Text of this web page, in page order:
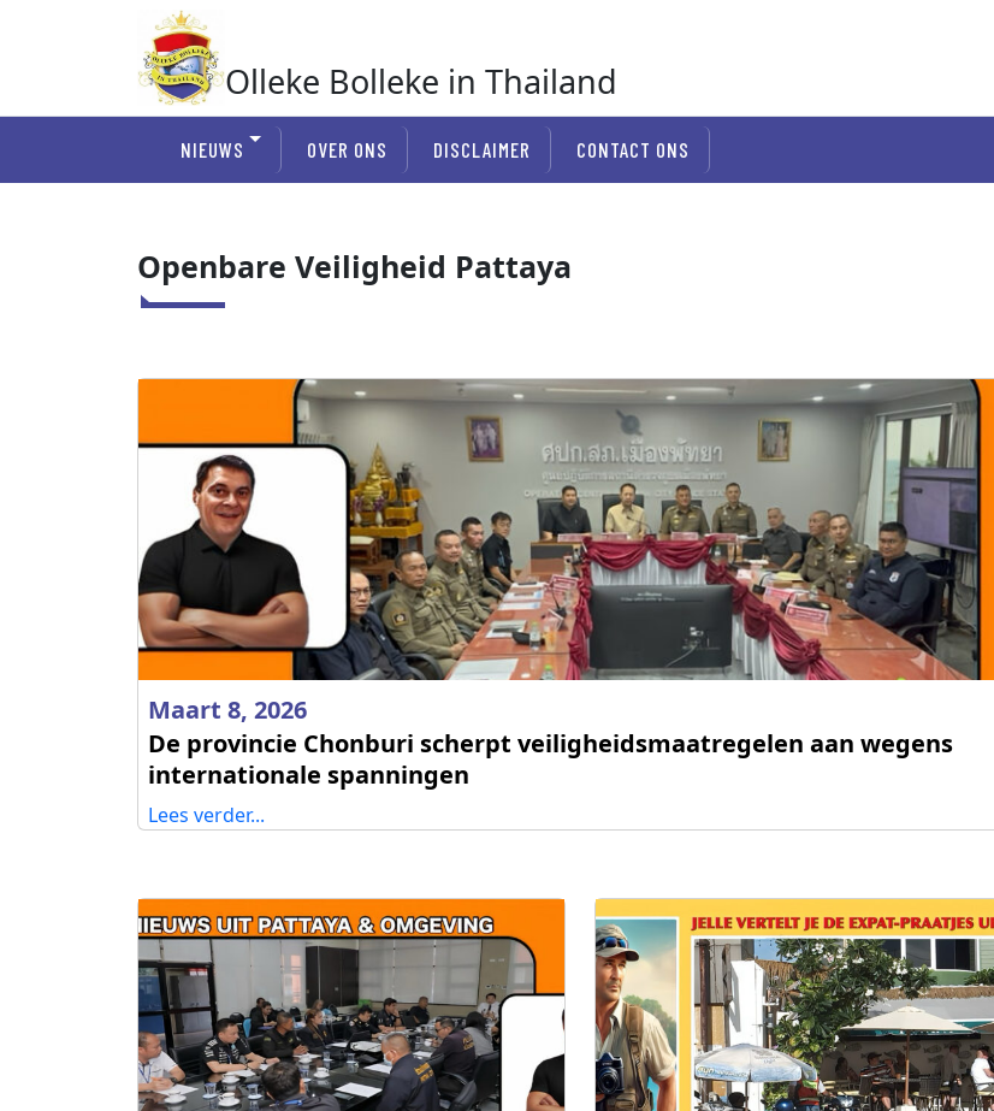
Olleke Bolleke in Thailand
NIEUWS OVER ONS DISCLAIMER CONTACT ONS
Openbare Veiligheid Pattaya
Maart 8, 2026
De provincie Chonburi scherpt veiligheidsmaatregelen aan wegens
internationale spanningen
Lees verder...